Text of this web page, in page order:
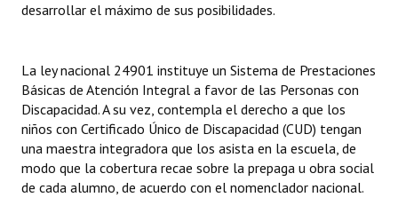
desarrollar el máximo de sus posibilidades.
La ley nacional 24901 instituye un Sistema de Prestaciones
Básicas de Atención Integral a favor de las Personas con
Discapacidad. A su vez, contempla el derecho a que los
niños con Certificado Único de Discapacidad (CUD) tengan
una maestra integradora que los asista en la escuela, de
modo que la cobertura recae sobre la prepaga u obra social
de cada alumno, de acuerdo con el nomenclador nacional.